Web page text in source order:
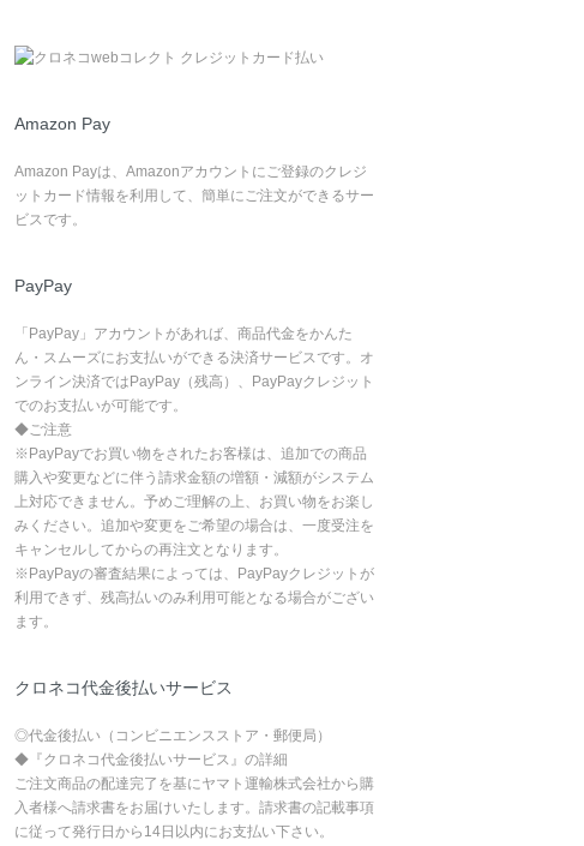
Amazon Pay
Amazon Payは、Amazonアカウントにご登録のクレジ
ットカード情報を利用して、簡単にご注文ができるサー
ビスです。
PayPay
「PayPay」アカウントがあれば、商品代金をかんた
ん・スムーズにお支払いができる決済サービスです。オ
ンライン決済ではPayPay（残高）、PayPayクレジット
でのお支払いが可能です。
◆ご注意
※PayPayでお買い物をされたお客様は、追加での商品
購入や変更などに伴う請求金額の増額・減額がシステム
上対応できません。予めご理解の上、お買い物をお楽し
みください。追加や変更をご希望の場合は、一度受注を
キャンセルしてからの再注文となります。
※PayPayの審査結果によっては、PayPayクレジットが
利用できず、残高払いのみ利用可能となる場合がござい
ます。
クロネコ代金後払いサービス
◎代金後払い（コンビニエンスストア・郵便局）
◆『クロネコ代金後払いサービス』の詳細
ご注文商品の配達完了を基にヤマト運輸株式会社から購
入者様へ請求書をお届けいたします。請求書の記載事項
に従って発行日から14日以内にお支払い下さい。